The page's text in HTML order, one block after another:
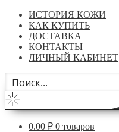
ИСТОРИЯ КОЖИ
КАК КУПИТЬ
ДОСТАВКА
КОНТАКТЫ
ЛИЧНЫЙ КАБИНЕТ
0.00 ₽ 0 товаров